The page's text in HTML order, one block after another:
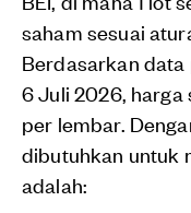
saham sesuai
Berdasarkan
6 Juli 2026, harga
per lembar.
dibutuhkan untuk
adalah: